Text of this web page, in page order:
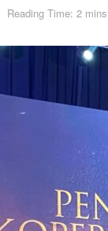
Reading Time: 2